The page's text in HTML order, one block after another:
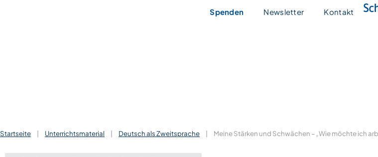
Spenden Newsletter Kontakt
Startseite | Unterrichtsmaterial | Deutsch als Zweitsprache | Meine Stärken und Schwächen – „Wie möchte ich